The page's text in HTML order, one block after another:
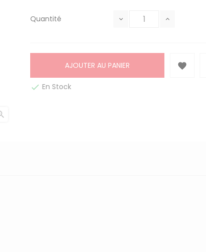
Quantité
AJOUTER AU PANIER 
 En Stock